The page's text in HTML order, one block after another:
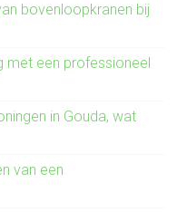
bovenloopkranen bij
met een professioneel
in Gouda, wat
van een